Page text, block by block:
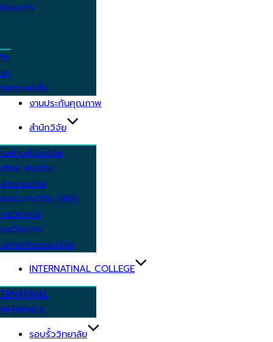
ละการ
ต
า
ตรระยะสั้น
งานประกันคุณภาพ
สำนักวิจัย
สร้างสำนักวิจัย
ทัศน์ พันธกิจ
ารงานวิจัย
รรมการวิจัย (IRB)
รวิชาการ
นวิชาการ
งการ/กิจกรรมวิจัย
INTERNATINAL COLLEGE
รอบรั้ววิทยาลัย